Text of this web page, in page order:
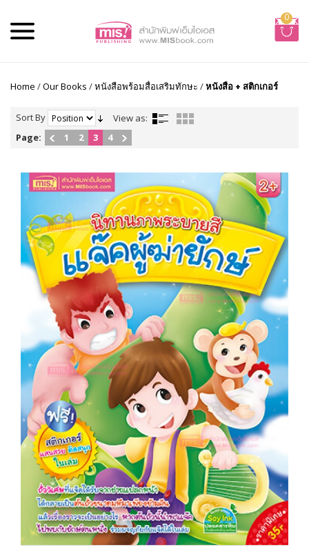
0
Home /Our Books /หนังสือพร้อมสื่อเสริมทักษะ /หนังสือ + สติกเกอร์
Sort By
View as:
Page:
1 2 3 4